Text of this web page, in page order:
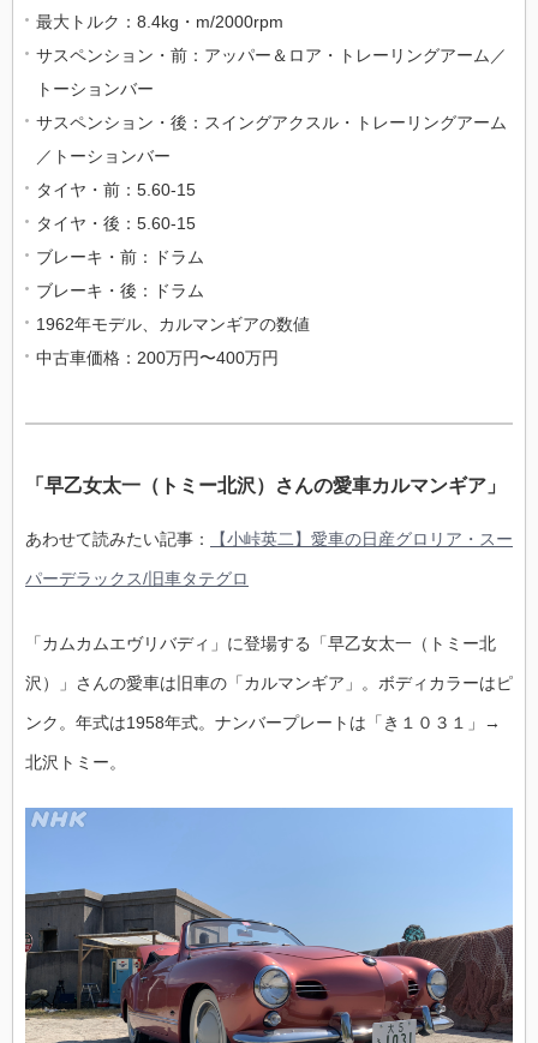
最大トルク：8.4kg・m/2000rpm
サスペンション・前：アッパー＆ロア・トレーリングアーム／
トーションバー
サスペンション・後：スイングアクスル・トレーリングアーム
／トーションバー
タイヤ・前：5.60-15
タイヤ・後：5.60-15
ブレーキ・前：ドラム
ブレーキ・後：ドラム
1962年モデル、カルマンギアの数値
中古車価格：200万円〜400万円
「早乙女太一（トミー北沢）さんの愛車カルマンギア」
あわせて読みたい記事： 【小峠英二】愛車の日産グロリア・スー
パーデラックス/旧車タテグロ
「カムカムエヴリバディ」に登場する「早乙女太一（トミー北
沢）」さんの愛車は旧車の「カルマンギア」。ボディカラーはピ
ンク。年式は1958年式。ナンバープレートは「き１０３１」→
北沢トミー。